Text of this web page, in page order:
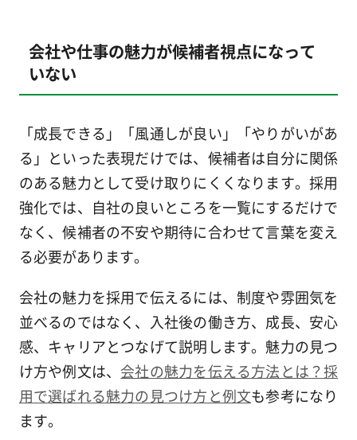
会社や仕事の魅力が候補者視点になって
いない
「成長できる」「風通しが良い」「やりがいがあ
る」といった表現だけでは、候補者は自分に関係
のある魅力として受け取りにくくなります。採用
強化では、自社の良いところを一覧にするだけで
なく、候補者の不安や期待に合わせて言葉を変え
る必要があります。
会社の魅力を採用で伝えるには、制度や雰囲気を
並べるのではなく、入社後の働き方、成長、安心
感、キャリアとつなげて説明します。魅力の見つ
け方や例文は、 会社の魅力を伝える方法とは？採
用で選ばれる魅力の見つけ方と例文も参考になり
ます。